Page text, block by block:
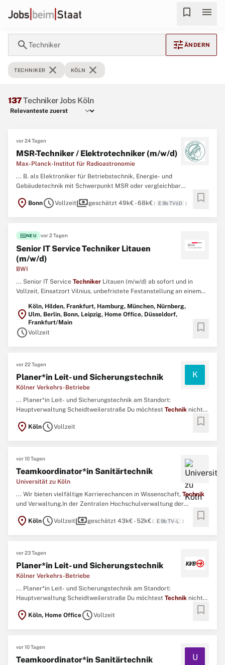
bookmark menu
searchTechniker tune ÄNDERN
TECHNIKER close KÖLN close
137Techniker Jobs Köln
vor 24 Tagen
MSR-Techniker / Elektrotechniker (m/w/d)
Max-Planck-Institut für Radioastronomie
... B. als Elektroniker für Betriebstechnik, Energie- und
Gebäudetechnik mit Schwerpunkt MSR oder vergleichbar
Elektrotechnik oder MSR-Technik, wünschenswert abgeschlossene
location_on BonnscheduleVollzeitpaymentsgeschätzt 49k€ - 68k€( E 9b TVöD ) bookmark
fiber_newNEU vor 2 Tagen
Senior IT Service Techniker Litauen
(m/w/d)
BWI
... Senior IT Service Techniker Litauen (m/w/d) ab sofort und in
Vollzeit, Einsatzort Vilnius, unbefristete Festanstellung an einem
gewährleisten durch ihre Service Center eine flächendeckende und
dezentrale Service Erbringung. ...
location_on
Köln, Hilden, Frankfurt, Hamburg, München, Nürnberg,
Ulm, Berlin, Bonn, Leipzig, Home Office, Düsseldorf,
Frankfurt/Main
scheduleVollzeit bookmark
vor 22 Tagen
Planer*in Leit- und Sicherungstechnik
Kölner Verkehrs-Betriebe
K
... Planer*in Leit- und Sicherungstechnik am Standort:
Hauptverwaltung Scheidtweilerstraße Du möchtest Technik nicht
nur verwalten, sondern die Zukunft des ÖPNV aktiv mitgestalten?
Dann bist du bei uns genau richtig. ...
location_on KölnscheduleVollzeit bookmark
vor 10 Tagen
Teamkoordinator*in Sanitärtechnik
Universität zu Köln
... Wir bieten vielfältige Karrierechancen in Wissenschaft, Technik
und Verwaltung.In der Zentralen Hochschulverwaltung der
(Abteilung 53) im Dezernat 5 in fünf Fachbereiche gegliedert. ...
location_on KölnscheduleVollzeitpaymentsgeschätzt 43k€ - 52k€( E 9b TV-L ) bookmark
vor 23 Tagen
Planer*in Leit- und Sicherungstechnik
Kölner Verkehrs-Betriebe
... Planer*in Leit- und Sicherungstechnik am Standort:
Hauptverwaltung Scheidtweilerstraße Du möchtest Technik nicht
nur verwalten, sondern die Zukunft des ÖPNV aktiv mitgestalten?
Dann bist du bei uns genau richtig. ...
location_on Köln, Home OfficescheduleVollzeit bookmark
vor 10 Tagen
Teamkoordinator*in Sanitärtechnik U